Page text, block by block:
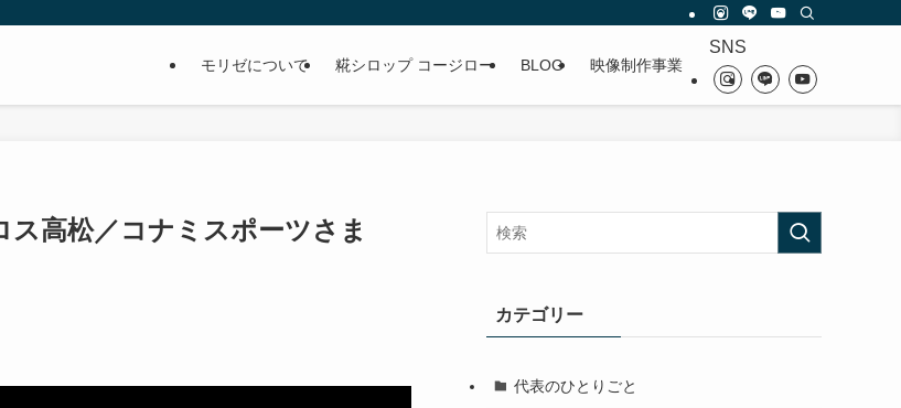
モリゼについて 糀シロップ コージロー BLOG 映像制作事業
SNS
高松／コナミスポーツさま
カテゴリー
代表のひとりごと